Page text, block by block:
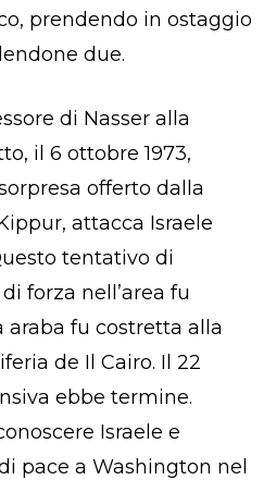
prendendo in ostaggio
due.
di Nasser alla
il 6 ottobre 1973,
offerto dalla
attacca Israele
tentativo di
forza nell’area fu
araba fu costretta alla
de Il Cairo. Il 22
ebbe termine.
Israele e
pace a Washington nel